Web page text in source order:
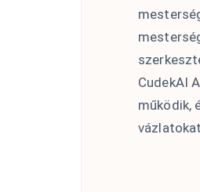
CudekAI
működik,